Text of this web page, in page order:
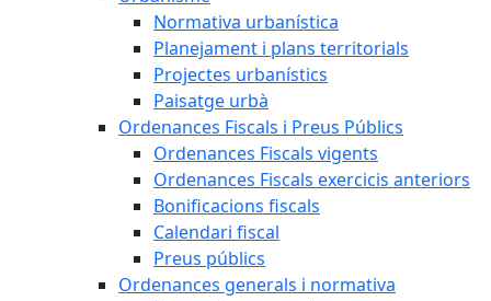
Normativa urbanística
Planejament i plans territorials
Projectes urbanístics
Paisatge urbà
Ordenances Fiscals i Preus Públics
Ordenances Fiscals vigents
Ordenances Fiscals exercicis anteriors
Bonificacions fiscals
Calendari fiscal
Preus públics
Ordenances generals i normativa